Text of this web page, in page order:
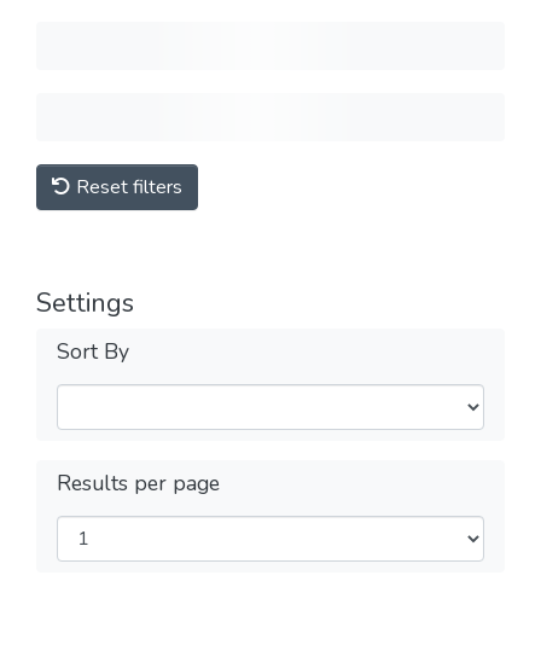
Reset filters
Settings
Sort By
Results per page